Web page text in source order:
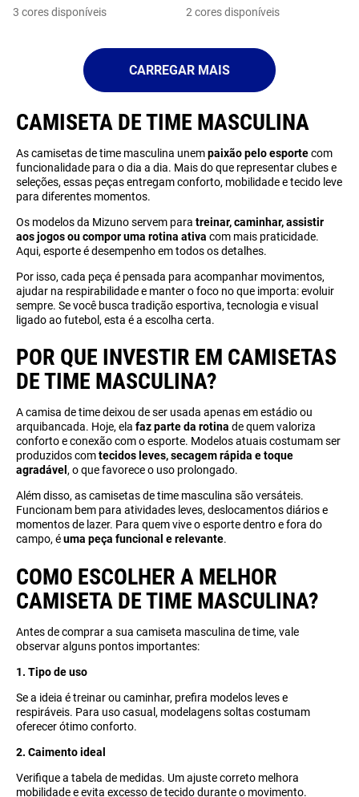
3 cores disponíveis
2 cores disponíveis
CAMISETA DE TIME MASCULINA
As camisetas de time masculina unempaixão pelo esportecom
funcionalidade para o dia a dia. Mais do que representar clubes e
seleções, essas peças entregam conforto, mobilidade e tecido leve
para diferentes momentos.
Os modelos da Mizuno servem para treinar, caminhar, assistir
aos jogos ou compor uma rotina ativa com mais praticidade.
Aqui, esporte é desempenho em todos os detalhes.
Por isso, cada peça é pensada para acompanhar movimentos,
ajudar na respirabilidade e manter o foco no que importa: evoluir
sempre. Se você busca tradição esportiva, tecnologia e visual
ligado ao futebol, esta é a escolha certa.
POR QUE INVESTIR EM CAMISETAS
DE TIME MASCULINA?
A camisa de time deixou de ser usada apenas em estádio ou
arquibancada. Hoje, ela faz parte da rotina de quem valoriza
conforto e conexão com o esporte. Modelos atuais costumam ser
produzidos comtecidos leves,secagem rápida e toque
agradável , o que favorece o uso prolongado.
Além disso, as camisetas de time masculina são versáteis.
Funcionam bem para atividades leves, deslocamentos diários e
momentos de lazer. Para quem vive o esporte dentro e fora do
campo, éuma peça funcional e relevante.
COMO ESCOLHER A MELHOR
CAMISETA DE TIME MASCULINA?
Antes de comprar a sua camiseta masculina de time, vale
observar alguns pontos importantes:
1. Tipo de uso
Se a ideia é treinar ou caminhar, prefira modelos leves e
respiráveis. Para uso casual, modelagens soltas costumam
oferecer ótimo conforto.
2. Caimento ideal
Verifique a tabela de medidas. Um ajuste correto melhora
mobilidade e evita excesso de tecido durante o movimento.